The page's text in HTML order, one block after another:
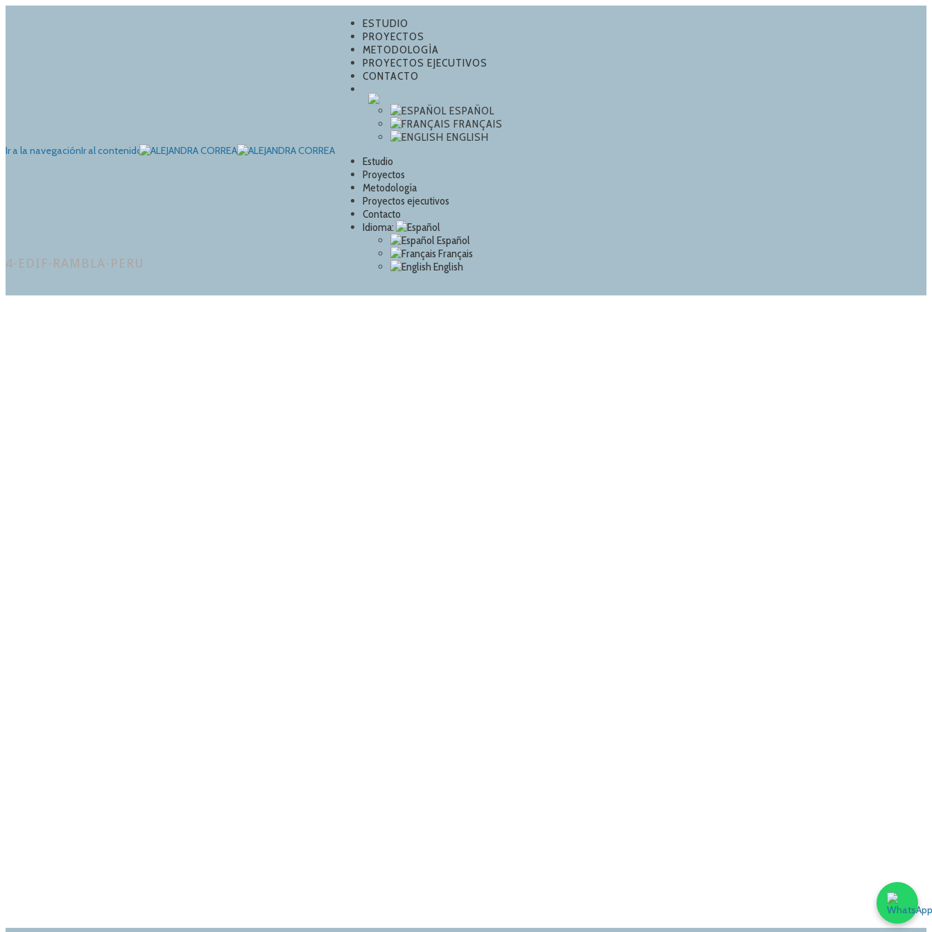
Ir a la navegaciónIr al contenido
ESTUDIO
PROYECTOS
METODOLOGÍA
PROYECTOS EJECUTIVOS
CONTACTO
ESPAÑOL
FRANÇAIS
ENGLISH
Estudio
Proyectos
Metodología
Proyectos ejecutivos
Contacto
Idioma:
Español
Français
English
4-EDIF-RAMBLA-PERU